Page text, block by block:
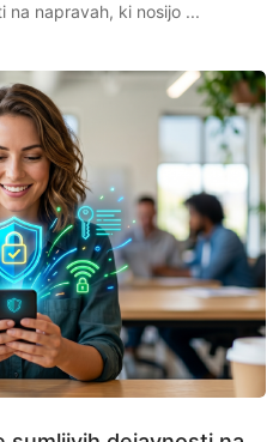
na napravah, ki nosijo ...